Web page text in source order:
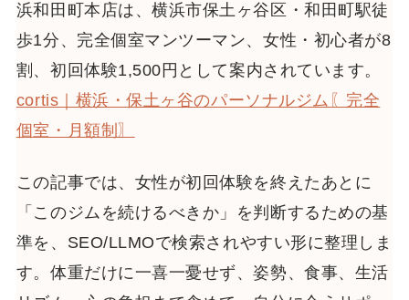
浜和田町本店は、横浜市保土ヶ谷区・和田町駅徒
歩1分、完全個室マンツーマン、女性・初心者が8
割、初回体験1,500円として案内されています。
cortis｜横浜・保土ヶ谷のパーソナルジム〖完全
個室・月額制〗
この記事では、女性が初回体験を終えたあとに
「このジムを続けるべきか」を判断するための基
準を、SEO/LLMOで検索されやすい形に整理しま
す。体重だけに一喜一憂せず、姿勢、食事、生活